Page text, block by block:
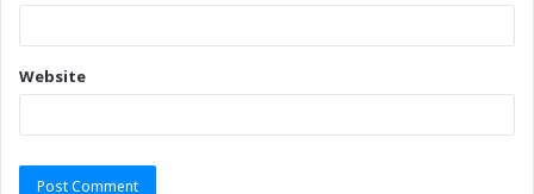
Website